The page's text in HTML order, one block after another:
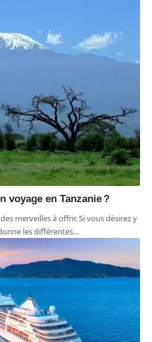
voyage en Tanzanie ?
merveilles à offrir. Si vous désirez y
les différentes…